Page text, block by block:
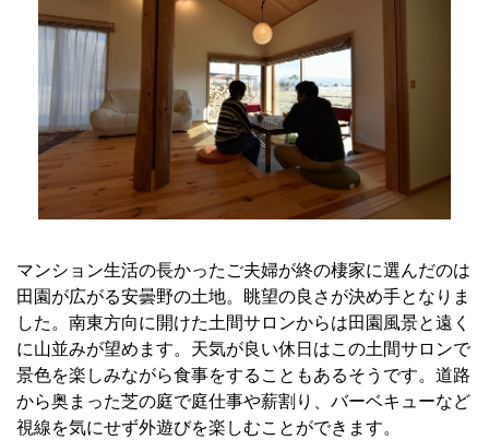
マンション生活の長かったご夫婦が終の棲家に選んだのは
田園が広がる安曇野の土地。眺望の良さが決め手となりま
した。南東方向に開けた土間サロンからは田園風景と遠く
に山並みが望めます。天気が良い休日はこの土間サロンで
景色を楽しみながら食事をすることもあるそうです。道路
から奥まった芝の庭で庭仕事や薪割り、バーベキューなど
視線を気にせず外遊びを楽しむことができます。